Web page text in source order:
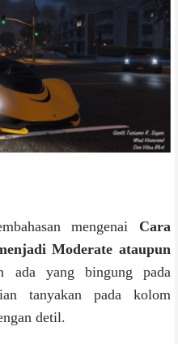
mengenai Cara
Moderate ataupun
yang bingung pada
tanyakan pada kolom
detil.